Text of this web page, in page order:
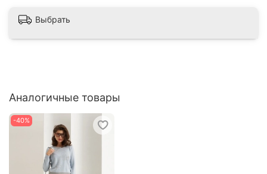
Выбрать
Аналогичные товары
-40%